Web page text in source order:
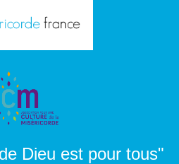
Dieu est pour tous"